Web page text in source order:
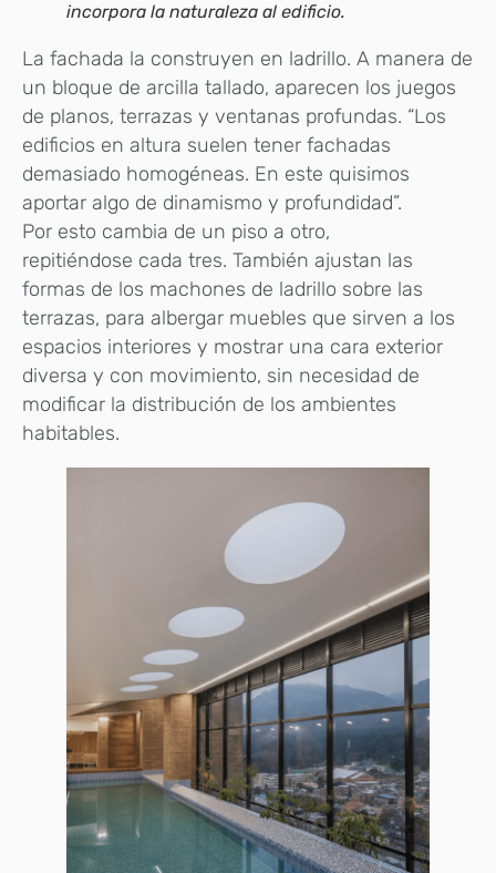
incorpora la naturaleza al edificio.
La fachada la construyen en ladrillo. A manera de
un bloque de arcilla tallado, aparecen los juegos
de planos, terrazas y ventanas profundas. “Los
edificios en altura suelen tener fachadas
demasiado homogéneas. En este quisimos
aportar algo de dinamismo y profundidad”.
Por esto cambia de un piso a otro,
repitiéndose cada tres. También ajustan las
formas de los machones de ladrillo sobre las
terrazas, para albergar muebles que sirven a los
espacios interiores y mostrar una cara exterior
diversa y con movimiento, sin necesidad de
modificar la distribución de los ambientes
habitables.